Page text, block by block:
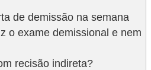
de demissão na semana
o exame demissional e nem
recisão indireta?